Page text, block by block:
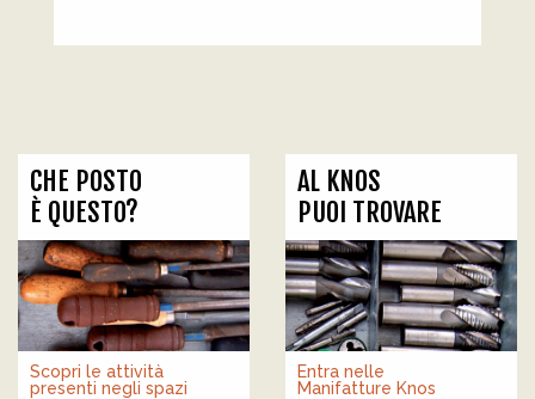
CHE POSTO
È QUESTO?
Scopri le attività
presenti negli spazi
AL KNOS
PUOI TROVARE
Entra nelle
Manifatture Knos